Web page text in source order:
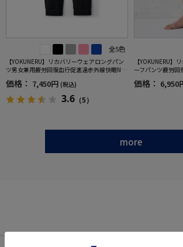
全5色
【YOKUNERU】リカバリーウェアロングパン
ツ男女兼用疲労回復血行促進遠赤外線快眠NA
NOMIX(R)【一般医療機器】SS～LLサイズ
価格： 7,450円 (税込)
3.6 （5）
【YOKUNERU】
ーフパンツ疲労回
NOMIX(R)【一般
価格： 6,950
more